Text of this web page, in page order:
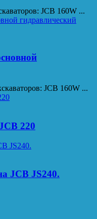
JCB 160W ...
JCB 160W ...
220
JCB JS240.